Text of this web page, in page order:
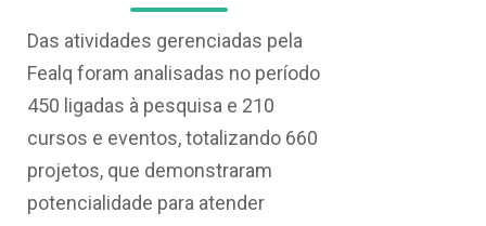
Das atividades gerenciadas pela
Fealq foram analisadas no período
450 ligadas à pesquisa e 210
cursos e eventos, totalizando 660
projetos, que demonstraram
potencialidade para atender